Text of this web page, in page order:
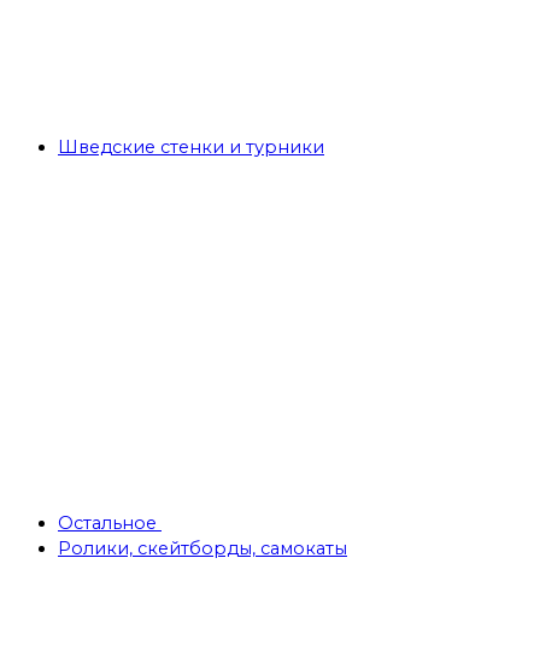
Шведские стенки и турники
Остальное
Ролики, скейтборды, самокаты